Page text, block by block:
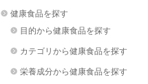
健康食品を探す
目的から健康食品を探す
カテゴリから健康食品を探す
栄養成分から健康食品を探す